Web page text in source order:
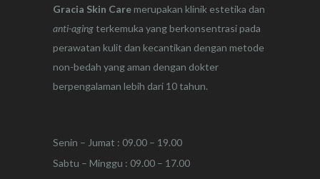
Gracia Skin Caremerupakan klinik estetika dan
anti-agingterkemuka yang berkonsentrasi pada
perawatan kulit dan kecantikan dengan metode
non-bedah yang aman dengan dokter
berpengalaman lebih dari 10 tahun.
Senin – Jumat : 09.00 – 19.00
Sabtu – Minggu : 09.00 – 17.00